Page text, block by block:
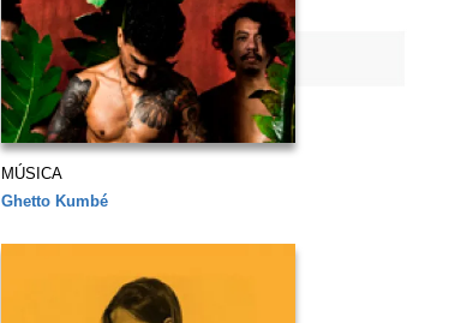
MÚSICA
Ghetto Kumbé